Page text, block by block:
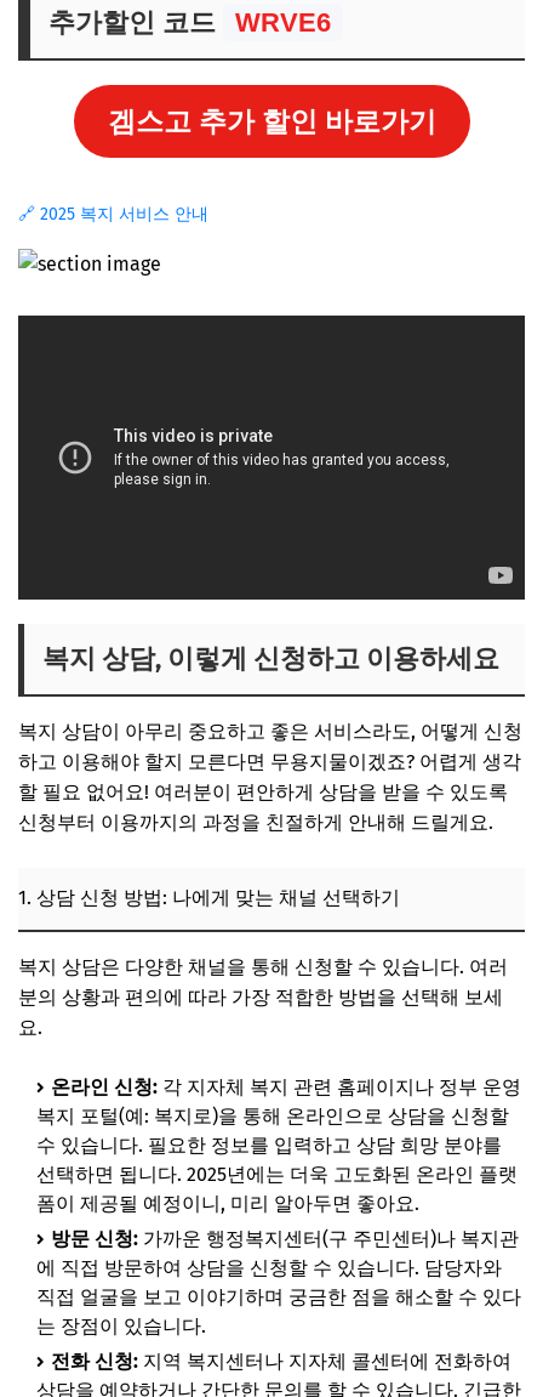
추가할인 코드 WRVE6
겜스고 추가 할인 바로가기
🔗 2025 복지 서비스 안내
복지 상담, 이렇게 신청하고 이용하세요
복지 상담이 아무리 중요하고 좋은 서비스라도, 어떻게 신청
하고 이용해야 할지 모른다면 무용지물이겠죠? 어렵게 생각
할 필요 없어요! 여러분이 편안하게 상담을 받을 수 있도록
신청부터 이용까지의 과정을 친절하게 안내해 드릴게요.
1. 상담 신청 방법: 나에게 맞는 채널 선택하기
복지 상담은 다양한 채널을 통해 신청할 수 있습니다. 여러
분의 상황과 편의에 따라 가장 적합한 방법을 선택해 보세
요.
온라인 신청: 각 지자체 복지 관련 홈페이지나 정부 운영
복지 포털(예: 복지로)을 통해 온라인으로 상담을 신청할
수 있습니다. 필요한 정보를 입력하고 상담 희망 분야를
선택하면 됩니다. 2025년에는 더욱 고도화된 온라인 플랫
폼이 제공될 예정이니, 미리 알아두면 좋아요.
방문 신청: 가까운 행정복지센터(구 주민센터)나 복지관
에 직접 방문하여 상담을 신청할 수 있습니다. 담당자와
직접 얼굴을 보고 이야기하며 궁금한 점을 해소할 수 있다
는 장점이 있습니다.
전화 신청: 지역 복지센터나 지자체 콜센터에 전화하여
상담을 예약하거나 간단한 문의를 할 수 있습니다. 긴급한